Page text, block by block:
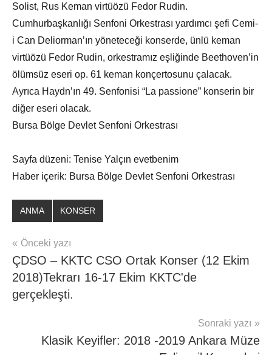
Solist, Rus Keman virtüözü Fedor Rudin.
Cumhurbaşkanlığı Senfoni Orkestrası yardımcı şefi Cemi-
i Can Deliorman’ın yöneteceği konserde, ünlü keman
virtüözü Fedor Rudin, orkestramız eşliğinde Beethoven’in
ölümsüz eseri op. 61 keman konçertosunu çalacak.
Ayrıca Haydn’ın 49. Senfonisi “La passione” konserin bir
diğer eseri olacak.
Bursa Bölge Devlet Senfoni Orkestrası
Sayfa düzeni: Tenise Yalçın evetbenim
Haber içerik: Bursa Bölge Devlet Senfoni Orkestrası
ANMA KONSER
Yazı
gezinmesi
Önceki yazı
ÇDSO – KKTC CSO Ortak Konser (12 Ekim
2018)Tekrarı 16-17 Ekim KKTC'de
gerçekleşti.
Sonraki yazı
Klasik Keyifler: 2018 -2019 Ankara Müze